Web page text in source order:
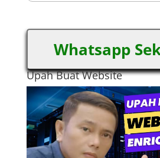
Whatsapp
Upah Buat Website